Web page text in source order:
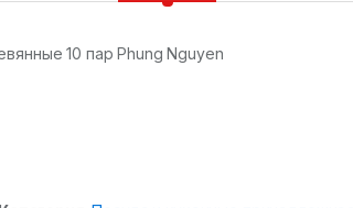
10 пар Phung Nguyen